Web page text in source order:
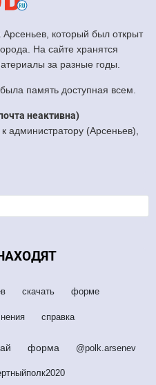
который был открыт
На сайте хранятся
за разные годы.
память доступная всем.
неактивна)
администратору (Арсеньев),
скачать форме
справка
форма @polk.arsenev